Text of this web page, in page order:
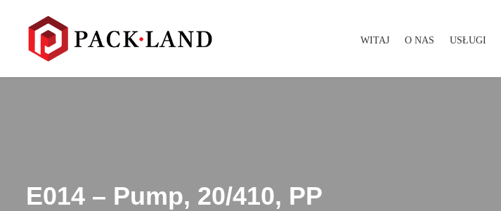
WITAJ O NAS USŁUGI
WITAJ O NAS USŁUGI
E014 – Pump, 20/410, PP